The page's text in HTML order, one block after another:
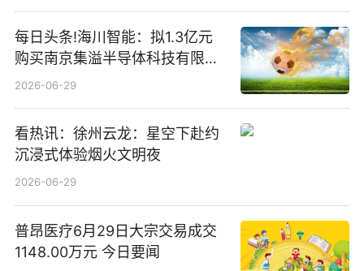
每日头条!海川智能：拟1.3亿元
购买南京集溢半导体科技有限公
司15.3%股权
2026-06-29
看热讯：徐州云龙：星空下赴约
沉浸式体验烟火文明夜
2026-06-29
普昂医疗6月29日大宗交易成交
1148.00万元 今日要闻